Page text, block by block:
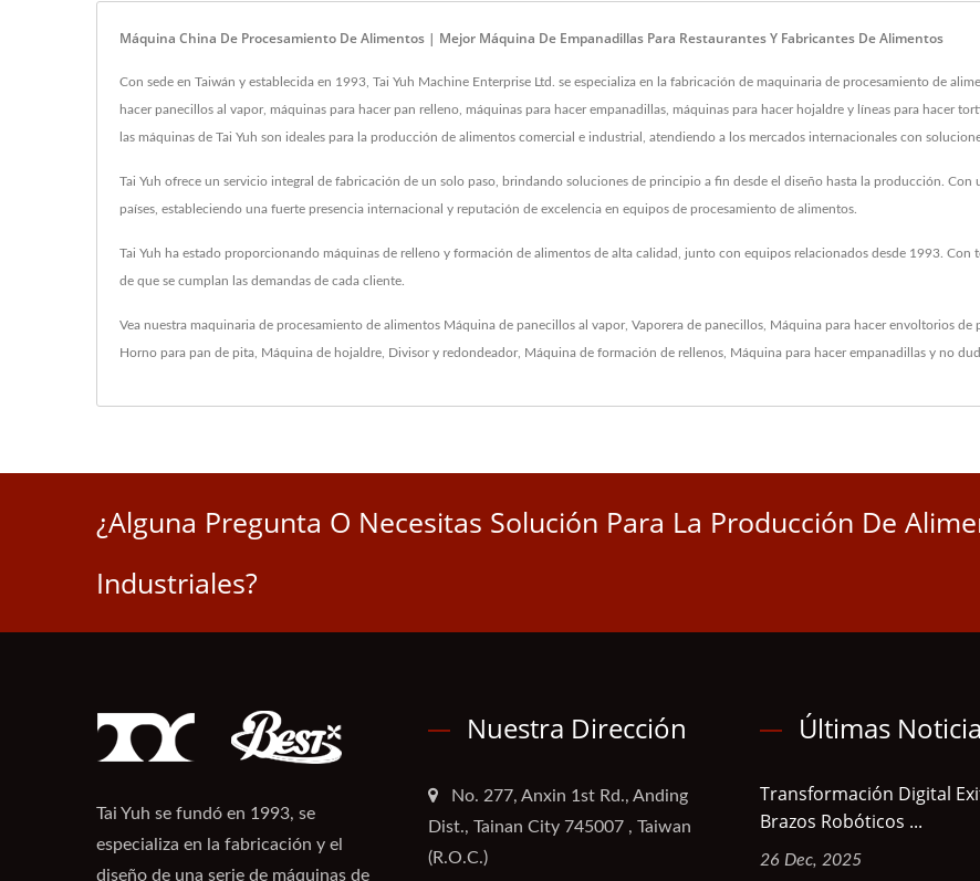
Máquina China De Procesamiento De Alimentos | Mejor Máquina De Empanadillas Para Restaurantes Y Fabricantes De Alimentos
Con sede en Taiwán y establecida en 1993, Tai Yuh Machine Enterprise Ltd. se especializa en la fabricación de maquinaria de procesamiento de
hacer panecillos al vapor, máquinas para hacer pan relleno, máquinas para hacer empanadillas, máquinas para hacer hojaldre y líneas para hacer
las máquinas de Tai Yuh son ideales para la producción de alimentos comercial e industrial, atendiendo a los mercados internacionales con
Tai Yuh ofrece un servicio integral de fabricación de un solo paso, brindando soluciones de principio a fin desde el diseño hasta la producción. Con
países, estableciendo una fuerte presencia internacional y reputación de excelencia en equipos de procesamiento de alimentos.
Tai Yuh ha estado proporcionando máquinas de relleno y formación de alimentos de alta calidad, junto con equipos relacionados desde 1993. Con
de que se cumplan las demandas de cada cliente.
Vea nuestra maquinaria de procesamiento de alimentos Máquina de panecillos al vapor, Vaporera de panecillos Máquina para hacer envoltorios de
Horno para pan de pita Máquina de hojaldre Divisor y redondeador, Máquina de formación de rellenos Máquina para hacer empanadillas y no
¿Alguna Pregunta O Necesitas Solución Para La Producción De
Industriales?
Tai Yuh se fundó en 1993, se
especializa en la fabricación y el
diseño de una serie de máquinas de
Nuestra Dirección
No. 277, Anxin 1st Rd., Anding
Dist., Tainan City 745007 , Taiwan
(R.O.C.)
Últimas
Transformación Digital
Brazos Robóticos ...
26 Dec, 2025